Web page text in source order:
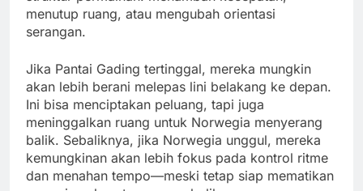
menutup ruang, atau mengubah orientasi
serangan.
Jika Pantai Gading tertinggal, mereka mungkin
akan lebih berani melepas lini belakang ke depan.
Ini bisa menciptakan peluang, tapi juga
meninggalkan ruang untuk Norwegia menyerang
balik. Sebaliknya, jika Norwegia unggul, mereka
kemungkinan akan lebih fokus pada kontrol ritme
dan menahan tempo—meski tetap siap mematikan